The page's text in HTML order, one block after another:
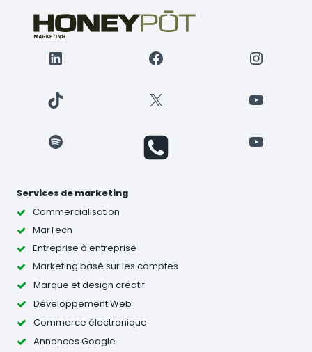
LinkedIn Facebook
TikTok X YouTube
Spotify YouTube
Services de marketing
Commercialisation
MarTech
Entreprise à entreprise
Marketing basé sur les comptes
Marque et design créatif
Développement Web
Commerce électronique
Annonces Google